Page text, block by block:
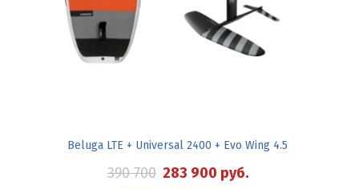
Beluga LTE + Universal 2400 + Evo Wing 4.5
390 700 283 900 руб.